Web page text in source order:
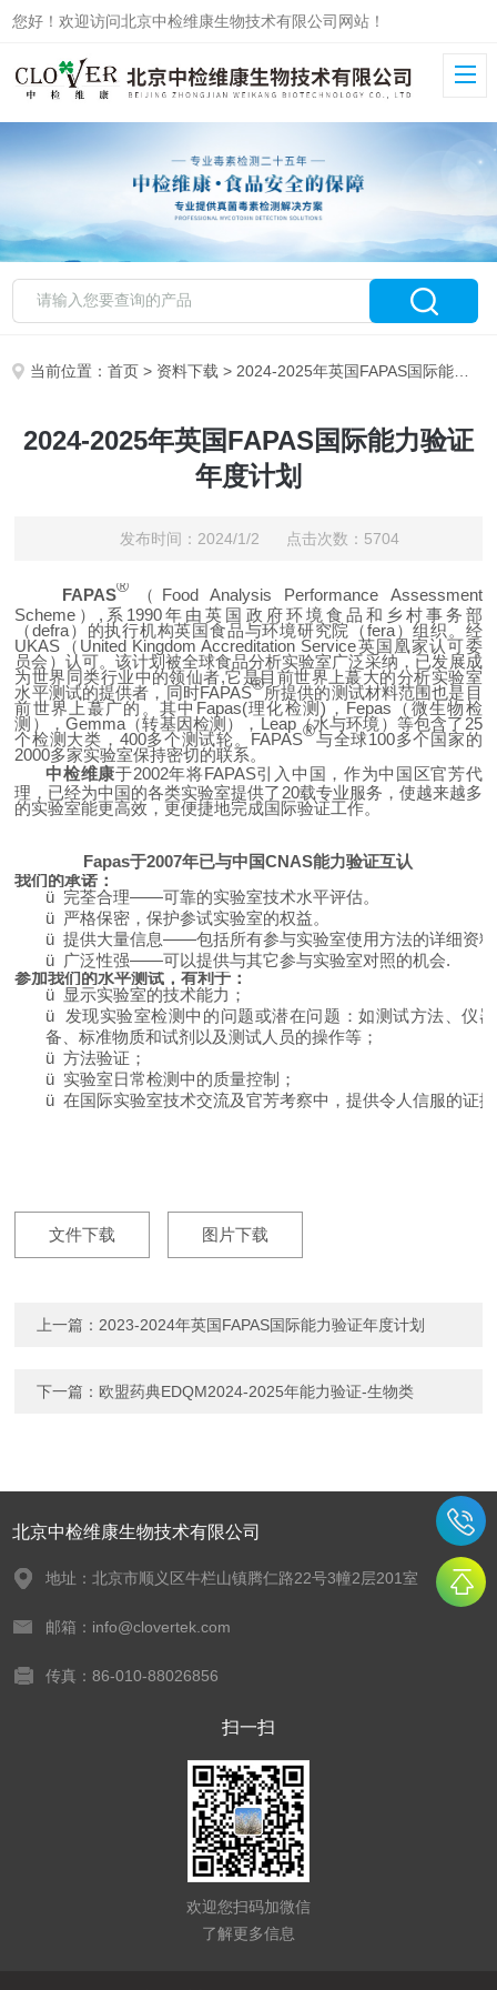
您好！欢迎访问北京中检维康生物技术有限公司网站！
当前位置：首页 > 资料下载 > 2024-2025年英国FAPAS国际能力验证年度计划
2024-2025年英国FAPAS国际能力验证
年度计划
发布时间：2024/1/2 点击次数：5704
FAPAS® （ Food Analysis Performance Assessment
Scheme ） , 系 1990年由英国 政府环境食品和乡村事务部
（defra）的执行机构英国食品与环境研究院（fera）组织。经
UKAS （ United Kingdom Accreditation Service英国凰家认可委
员会）认可。该计划被全球食品分析实验室广泛采纳，已发展成
为世界同类行业中的领仙者,它是目前世界上蕞大的分析实验室
水平测试的提供者，同时FAPAS®所提供的测试材料范围也是目
前世界上蕞广的。其中 Fapas(理化检测) ， Fepas （微生物检
测）， Gemma（转基因检测）， Leap（水与环境）等包含了 25
个检测大类， 400多个测试轮。 FAPAS®与全球100多个国家的
2000多家实验室保持密切的联系。
中检维康于2002年将FAPAS引入中国，作为中国区官芳代
理，已经为中国的各类实验室提供了 20载专业服务，使越来越多
的实验室能更高效，更便捷地完成国际验证工作。
Fapas于2007年已与中国CNAS能力验证互认
我们的承诺：
ü 完荃合理——可靠的实验室技术水平评估。
ü 严格保密，保护参试实验室的权益。
ü 提供大量信息——包括所有参与实验室使用方法的详细资
ü 广泛性强——可以提供与其它参与实验室对照的机会.
参加我们的水平测试，有利于：
ü 显示实验室的技术能力；
ü
发现实验室检测中的问题或潜在问题：如测试方法、仪
备、标准物质和试剂以及测试人员的操作等；
ü 方法验证；
ü 实验室日常检测中的质量控制；
ü 在国际实验室技术交流及官芳考察中，提供令人信服的证
文件下载 图片下载
上一篇： 2023-2024年英国FAPAS国际能力验证年度计划
下一篇： 欧盟药典EDQM2024-2025年能力验证-生物类
北京中检维康生物技术有限公司
地址：北京市顺义区牛栏山镇腾仁路22号3幢2层201室
邮箱：info@clovertek.com
传真：86-010-88026856
扫一扫
欢迎您扫码加微信
了解更多信息